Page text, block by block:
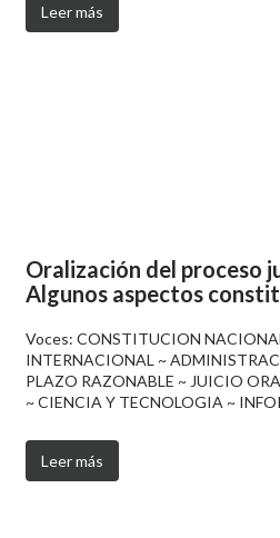
Leer más
Oralización del proceso
Algunos aspectos
Voces: CONSTITUCION
INTERNACIONAL ~
PLAZO RAZONABLE ~ JUICIO
~ CIENCIA Y TECNOLOGIA ~
Leer más